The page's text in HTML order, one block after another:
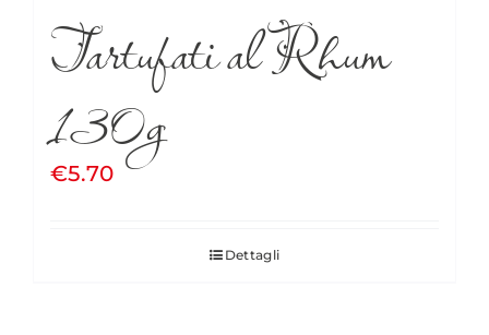
Tartufati al Rhum
130g
€5.70
Dettagli